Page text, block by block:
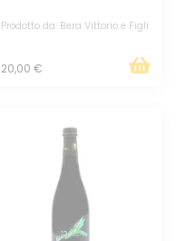
Prodotto da: Bera Vittorio e Figli
20,00 €